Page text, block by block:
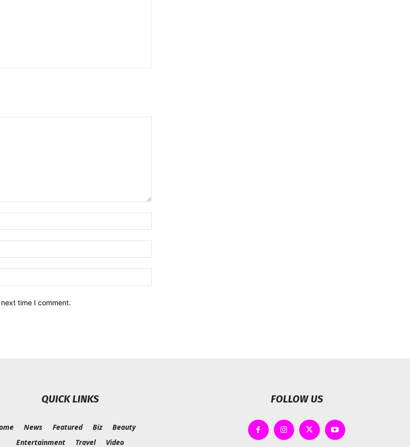
time I comment.
QUICK LINKS
News Featured Biz
Beauty
Entertainment
Travel Video
FOLLOW US